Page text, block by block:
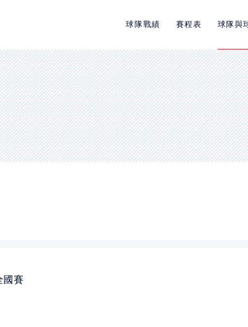
球隊戰績 賽程表 球隊與
隱私權政策
網站使用條款
LINK
教育部體育署
中華民國大專院校體育總會
國賽